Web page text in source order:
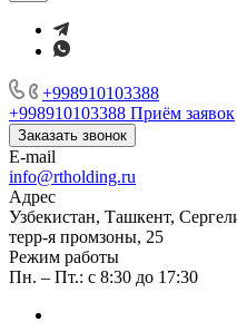
+998910103388
+998910103388 Приём заявок
Заказать звонок
E-mail
info@rtholding.ru
Адрес
Узбекистан, Ташкент,
терр-я промзоны, 25
Режим работы
Пн. – Пт.: с 8:30 до 17:30